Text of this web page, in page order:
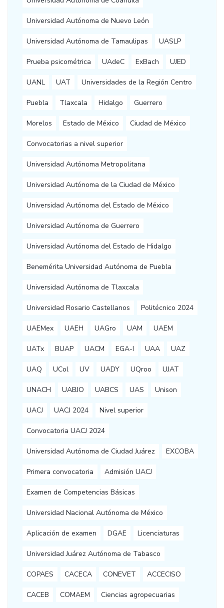
Universidad Autónoma de Nuevo León
Universidad Autónoma de Tamaulipas UASLP
Prueba psicométrica UAdeC ExBach UJED
UANL UAT Universidades de la Región Centro
Puebla Tlaxcala Hidalgo Guerrero
Morelos Estado de México Ciudad de México
Convocatorias a nivel superior
Universidad Autónoma Metropolitana
Universidad Autónoma de la Ciudad de México
Universidad Autónoma del Estado de México
Universidad Autónoma de Guerrero
Universidad Autónoma del Estado de Hidalgo
Benemérita Universidad Autónoma de Puebla
Universidad Autónoma de Tlaxcala
Universidad Rosario Castellanos Politécnico 2024
UAEMex UAEH UAGro UAM UAEM
UATx BUAP UACM EGA-I UAA UAZ
UAQ UCol UV UADY UQroo UJAT
UNACH UABJO UABCS UAS Unison
UACJ UACJ 2024 Nivel superior
Convocatoria UACJ 2024
Universidad Autónoma de Ciudad Juárez EXCOBA
Primera convocatoria Admisión UACJ
Examen de Competencias Básicas
Universidad Nacional Autónoma de México
Aplicación de examen DGAE Licenciaturas
Universidad Juárez Autónoma de Tabasco
COPAES CACECA CONEVET ACCECISO
CACEB COMAEM Ciencias agropecuarias